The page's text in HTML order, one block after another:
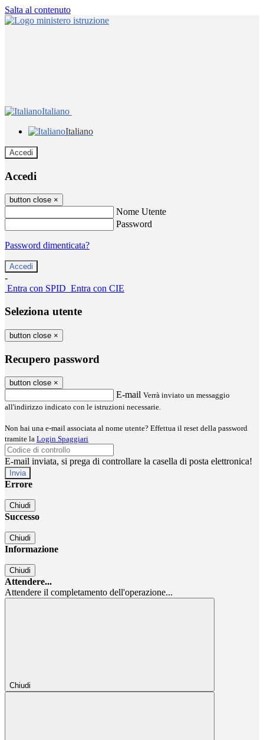
Salta al contenuto
Italiano
Italiano
Accedi
Accedi
button close ×
Nome Utente
Password
Password dimenticata?
-
Entra con SPID Entra con CIE
Seleziona utente
button close ×
Recupero password
button close ×
E-mail Verrà inviato un messaggio
all'indirizzo indicato con le istruzioni necessarie.
Non hai una e-mail associata al nome utente? Effettua il reset della password
tramite la Login Spaggiari
E-mail inviata, si prega di controllare la casella di posta elettronica!
Errore
Chiudi
Successo
Chiudi
Informazione
Chiudi
Attendere...
Attendere il completamento dell'operazione...
Chiudi